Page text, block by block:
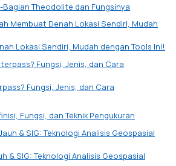
Bagian Theodolite dan Fungsinya
Lokasi Sendiri, Mudah dengan Tools Ini!
Fungsi, Jenis, dan Cara
Fungsi, dan Teknik Pengukuran
& SIG: Teknologi Analisis Geospasial